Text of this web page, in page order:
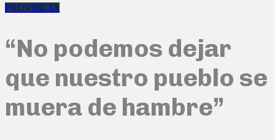
PROVINCIA
“No podemos dejar
que nuestro pueblo se
muera de hambre”